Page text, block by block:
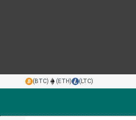
(BTC) (ETH) (LTC)